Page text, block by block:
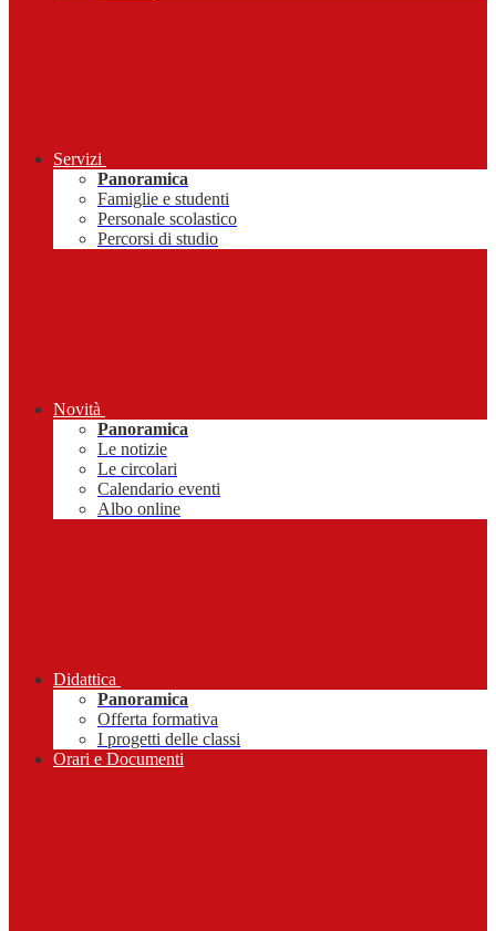
Servizi
Panoramica
Famiglie e studenti
Personale scolastico
Percorsi di studio
Novità
Panoramica
Le notizie
Le circolari
Calendario eventi
Albo online
Didattica
Panoramica
Offerta formativa
I progetti delle classi
Orari e Documenti